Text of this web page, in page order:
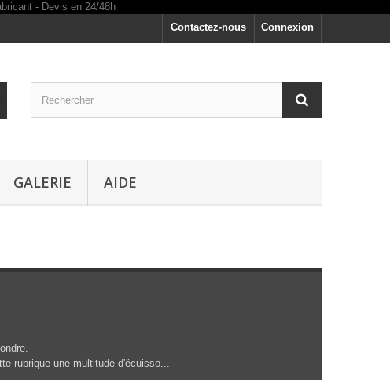
Connexion
Contactez-nous
GALERIE AIDE
rubrique une multitude d'écuisso...